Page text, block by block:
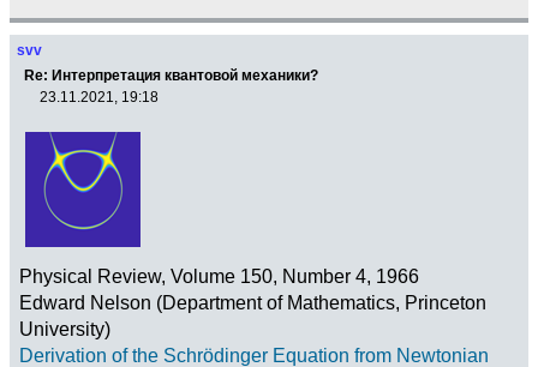
svv
Re: Интерпретация квантовой механики?
23.11.2021, 19:18
Physical Review, Volume 150, Number 4, 1966
Edward Nelson (Department of Mathematics, Princeton
University)
Derivation of the Schrödinger Equation from Newtonian